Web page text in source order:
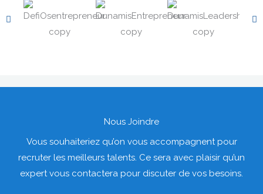
Nous Joindre
Vous souhaiteriez qu’on vous accompagnent pour
recruter les meilleurs talents. Ce sera avec plaisir qu’un
expert vous contactera pour discuter de vos besoins.